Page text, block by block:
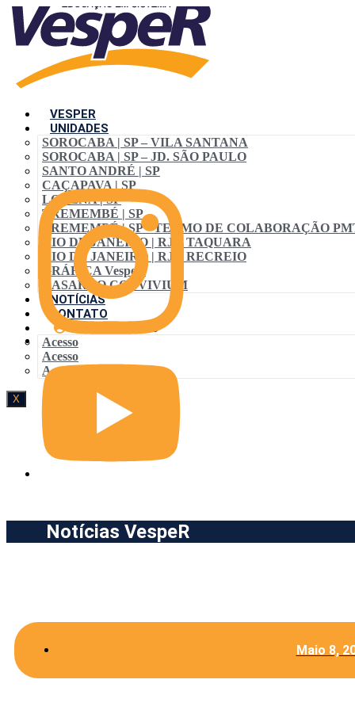
VESPER
UNIDADES
SOROCABA | SP – VILA SANTANA
SOROCABA | SP – JD. SÃO PAULO
SANTO ANDRÉ | SP
CAÇAPAVA | SP
LORENA | SP
TREMEMBÉ | SP
TREMEMBÉ | SP • TERMO DE COLABORAÇÃO
RIO DE JANEIRO | RJ – TAQUARA
RIO DE JANEIRO | RJ – RECREIO
GRÁFICA VespeR
CASARÃO CONVIVIUM
NOTÍCIAS
CONTATO
ACESSO ALUNO
Acesso
Acesso
Acesso
X
Notícias VespeR
Maio 8,